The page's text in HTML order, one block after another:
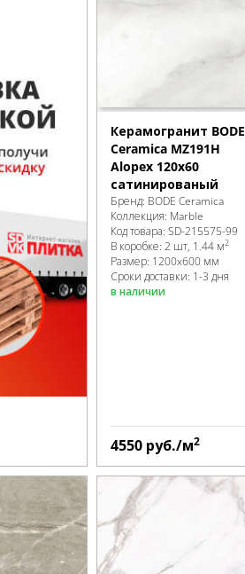
Керамогранит BODE
Ceramica MZ191H
Alopex 120x60
сатинированый
Бренд: BODE Ceramica
Коллекция: Marble
Код товара:SD-215575-99
В коробке:2 шт, 1.44 м2
Размер: 1200x600 мм
Сроки доставки: 1-3 дня
в наличии
4550 руб./м2